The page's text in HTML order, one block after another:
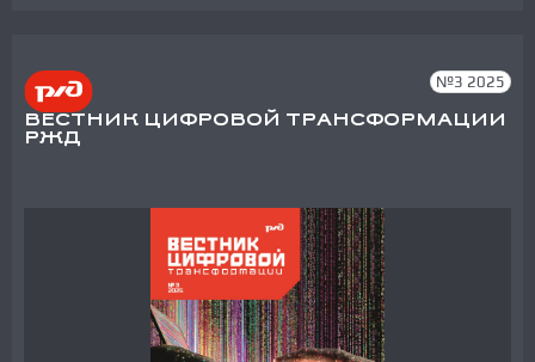
№3 2025
ВЕСТНИК ЦИФРОВОЙ ТРАНСФОРМАЦИИ
РЖД